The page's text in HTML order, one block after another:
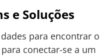
e Soluções
para encontrar o
conectar-se a um